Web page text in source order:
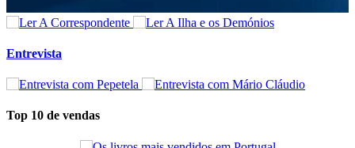
Entrevista
Top 10 de vendas